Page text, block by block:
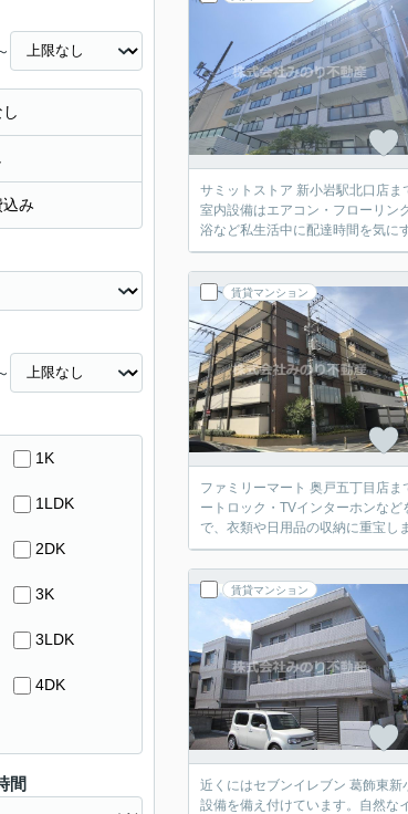
サミットストア 新小岩駅北口店
室内設備はエアコン・フローリン
浴など私生活中に配達時間を気に
賃貸マンション
ファミリーマート 奥戸五丁目店
ートロック・TVインターホンな
で、衣類や日用品の収納に重宝し
賃貸マンション
近くにはセブンイレブン 葛飾東
設備を備え付けています。自然な
込み
1K
1LDK
2DK
3K
3LDK
4DK
間